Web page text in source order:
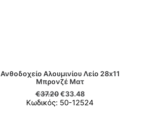
ΠΡΟΣΘΉΚΗ ΣΤΟ ΚΑΛΆΘΙ
Ανθοδοχείο Αλουμινίου Λείο 28x11
Μπρονζέ Ματ
€37.20 €33.48
Κωδικός: 50-12524